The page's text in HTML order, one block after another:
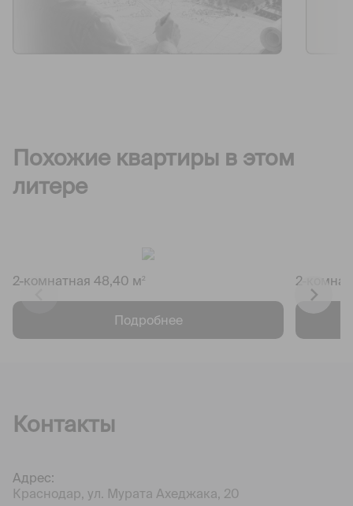
Похожие квартиры в этом
литере
2-комнатная 48,40 м 2
Подробнее
2-
Контакты
Адрес:
Краснодар, ул. Мурата Ахеджака, 20